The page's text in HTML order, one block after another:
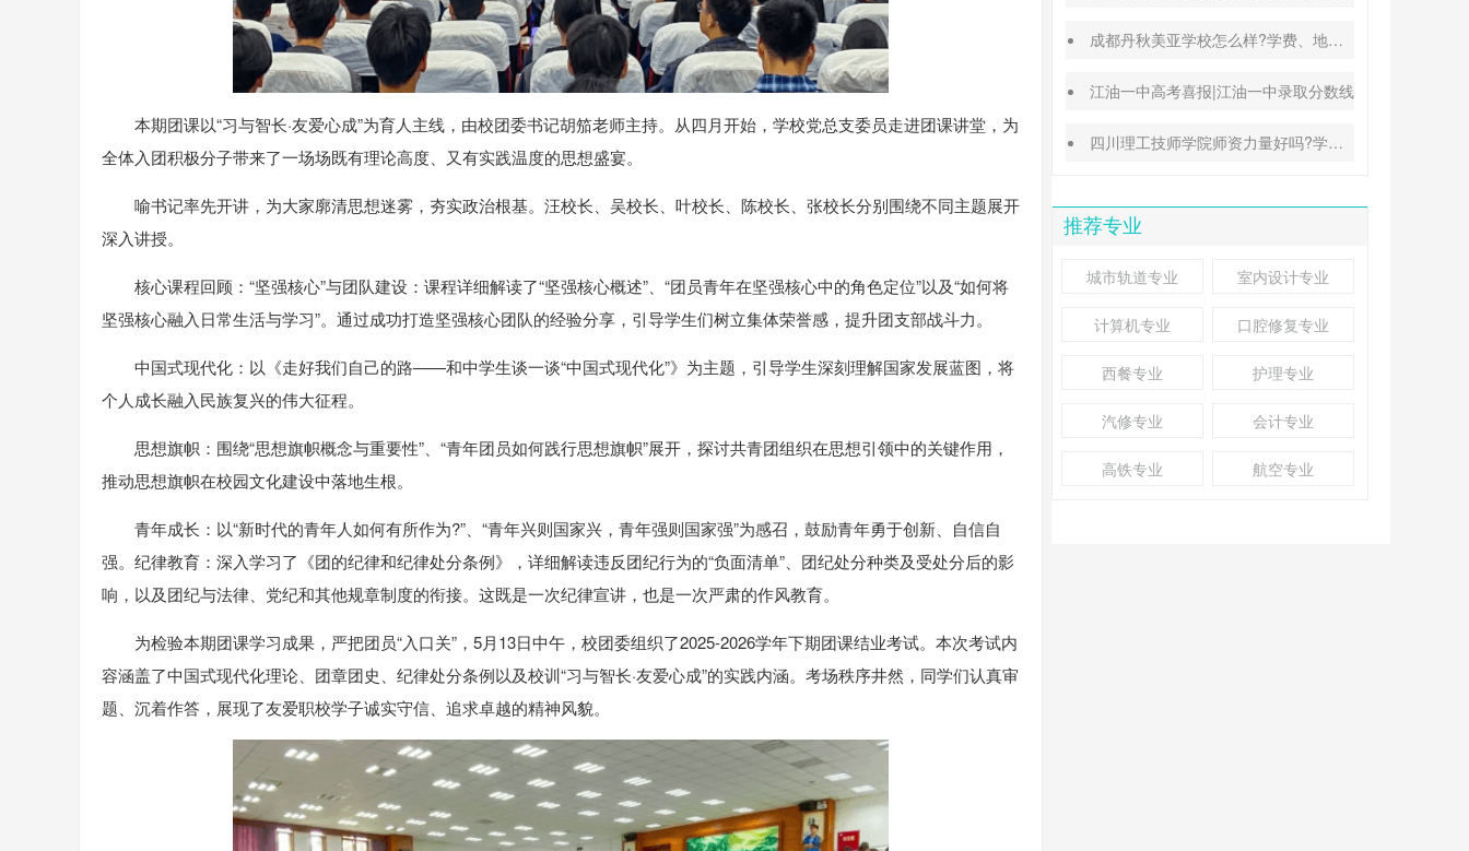
本期团课以“习与智长·友爱心成”为育人主线，由校团委书记胡笳老师主持。从四月开始，学校党总支委员走进团课讲堂，为
全体入团积极分子带来了一场场既有理论高度、又有实践温度的思想盛宴。
喻书记率先开讲，为大家廓清思想迷雾，夯实政治根基。汪校长、吴校长、叶校长、陈校长、张校长分别围绕不同主题展开
深入讲授。
核心课程回顾：“坚强核心”与团队建设：课程详细解读了“坚强核心概述”、“团员青年在坚强核心中的角色定位”以及“如何将
坚强核心融入日常生活与学习”。通过成功打造坚强核心团队的经验分享，引导学生们树立集体荣誉感，提升团支部战斗力。
中国式现代化：以《走好我们自己的路——和中学生谈一谈“中国式现代化”》为主题，引导学生深刻理解国家发展蓝图，将
个人成长融入民族复兴的伟大征程。
思想旗帜：围绕“思想旗帜概念与重要性”、“青年团员如何践行思想旗帜”展开，探讨共青团组织在思想引领中的关键作用，
推动思想旗帜在校园文化建设中落地生根。
青年成长：以“新时代的青年人如何有所作为?”、“青年兴则国家兴，青年强则国家强”为感召，鼓励青年勇于创新、自信自
强。纪律教育：深入学习了《团的纪律和纪律处分条例》，详细解读违反团纪行为的“负面清单”、团纪处分种类及受处分后的影
响，以及团纪与法律、党纪和其他规章制度的衔接。这既是一次纪律宣讲，也是一次严肃的作风教育。
为检验本期团课学习成果，严把团员“入口关”，5月13日中午，校团委组织了2025-2026学年下期团课结业考试。本次考试内
容涵盖了中国式现代化理论、团章团史、纪律处分条例以及校训“习与智长·友爱心成”的实践内涵。考场秩序井然，同学们认真审
题、沉着作答，展现了友爱职校学子诚实守信、追求卓越的精神风貌。
成都丹秋美亚学校怎么样?学费、地址、办学特色汇总
江油一中高考喜报|江油一中录取分数线
四川理工技师学院师资力量好吗?学校地址在哪里
推荐专业
城市轨道专业 室内设计专业
计算机专业 口腔修复专业
西餐专业 护理专业
汽修专业 会计专业
高铁专业 航空专业